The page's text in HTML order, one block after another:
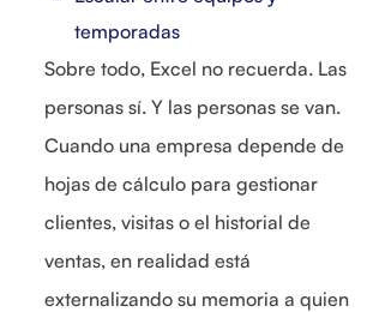
temporadas
Sobre todo, Excel no recuerda. Las
personas sí. Y las personas se van.
Cuando una empresa depende de
hojas de cálculo para gestionar
clientes, visitas o el historial de
ventas, en realidad está
externalizando su memoria a quien